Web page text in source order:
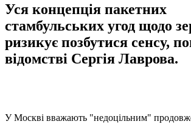
Уся концепція пакетних
стамбульських угод щодо
ризикує позбутися сенсу,
відомстві Сергія Лаврова.
У Москві вважають "недоцільним"